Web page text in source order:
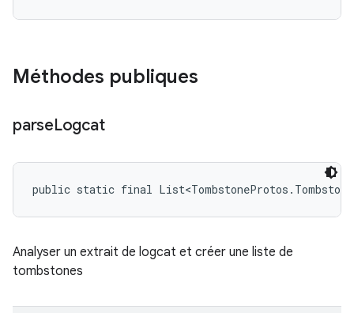
Méthodes publiques
parseLogcat
public static final
Analyser un extrait de logcat et créer une liste de
tombstones